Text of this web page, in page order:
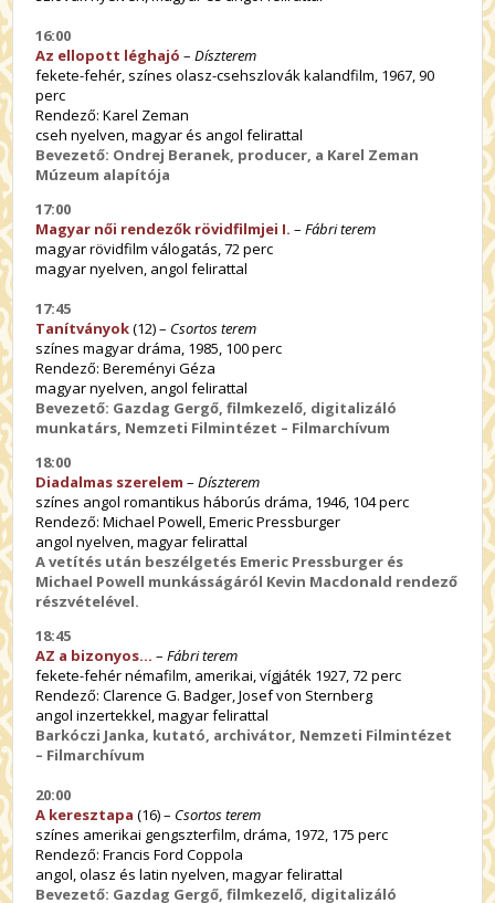
16:00
Az ellopott léghajó –Díszterem
fekete-fehér, színes olasz-csehszlovák kalandfilm, 1967, 90
perc
Rendező: Karel Zeman
cseh nyelven, magyar és angol felirattal
Bevezető: Ondrej Beranek, producer, a Karel Zeman
Múzeum alapítója
17:00
Magyar női rendezők rövidfilmjei I. –Fábri terem
magyar rövidfilm válogatás, 72 perc
magyar nyelven, angol felirattal
17:45
Tanítványok(12) – Csortos terem
színes magyar dráma, 1985, 100 perc
Rendező: Bereményi Géza
magyar nyelven, angol felirattal
Bevezető: Gazdag Gergő, filmkezelő, digitalizáló
munkatárs, Nemzeti Filmintézet – Filmarchívum
18:00
Diadalmas szerelem –Díszterem
színes angol romantikus háborús dráma, 1946, 104 perc
Rendező: Michael Powell, Emeric Pressburger
angol nyelven, magyar felirattal
A vetítés után beszélgetés Emeric Pressburger és
Michael Powell munkásságáról Kevin Macdonald rendező
részvételével.
18:45
AZ a bizonyos… –Fábri terem
fekete-fehér némafilm, amerikai, vígjáték 1927, 72 perc
Rendező: Clarence G. Badger, Josef von Sternberg
angol inzertekkel, magyar felirattal
Barkóczi Janka, kutató, archivátor, Nemzeti Filmintézet
– Filmarchívum
20:00
A keresztapa (16) – Csortos terem
színes amerikai gengszterfilm, dráma, 1972, 175 perc
Rendező: Francis Ford Coppola
angol, olasz és latin nyelven, magyar felirattal
Bevezető: Gazdag Gergő, filmkezelő, digitalizáló